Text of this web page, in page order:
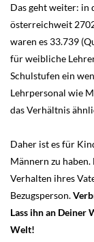
Das geht weiter: in
österreichweit
waren es 33.739
für weibliche
Schulstufen ein
Lehrpersonal wie
das Verhältnis
Daher ist es für
Männern zu
Verhalten ihres
Bezugsperson.
Lass ihn an Deiner
Welt!